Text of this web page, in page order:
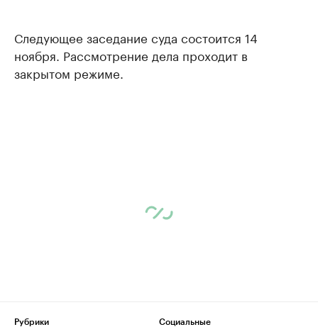
Следующее заседание суда состоится 14
ноября. Рассмотрение дела проходит в
закрытом режиме.
Рубрики
Социальные